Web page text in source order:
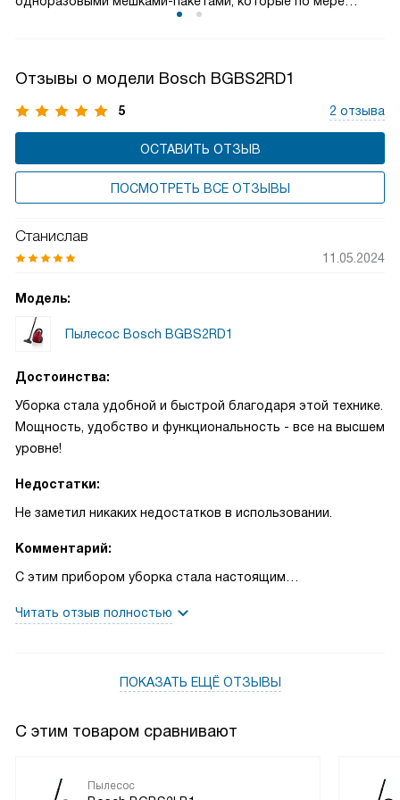
Отзывы о модели Bosch BGBS2RD1
5 2 отзыва
ОСТАВИТЬ ОТЗЫВ
ПОСМОТРЕТЬ ВСЕ ОТЗЫВЫ
Станислав
11.05.2024
Модель:
Пылесос Bosch BGBS2RD1
Достоинства:
Уборка стала удобной и быстрой благодаря этой технике.
Мощность, удобство и функциональность - все на высшем
уровне!
Недостатки:
Не заметил никаких недостатков в использовании.
Комментарий:
С этим прибором уборка стала настоящим
много времени, чтобы добиться хорошего результата.
делая полы идеально чистыми. Система PowerProtect
заполненном пылесборнике. Это значительно упрощает
позволяет мне выбрать оптимальный режим для разных
Читать отзыв полностью
ПОКАЗАТЬ ЕЩЁ ОТЗЫВЫ
С этим товаром сравнивают
Пылесос